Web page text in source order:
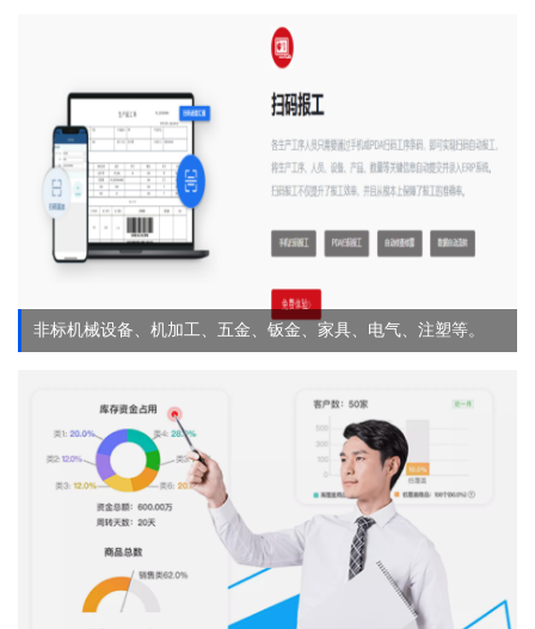
非标机械设备、机加工、五金、钣金、家具、电气、注塑等。